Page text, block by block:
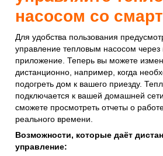
насосом со
Для удобства пользования
управление тепловым насосом
приложение. Теперь вы можете
дистанционно, например, когда
подогреть дом к вашего приезду.
подключается к вашей домашней
сможете просмотреть отчеты о
реального времени.
Возможности, которые даёт
управление: